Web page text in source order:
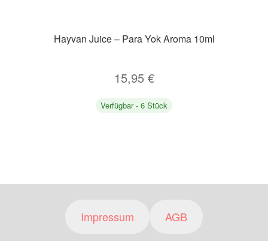
Hayvan Juice – Para Yok Aroma 10ml
15,95 €
Verfügbar - 6 Stück
Impressum AGB